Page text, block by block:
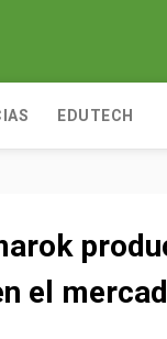
EDUTECH
el